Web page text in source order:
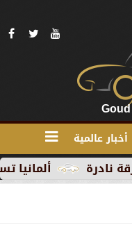
أخبار عالمية
ألمانيا تسجل